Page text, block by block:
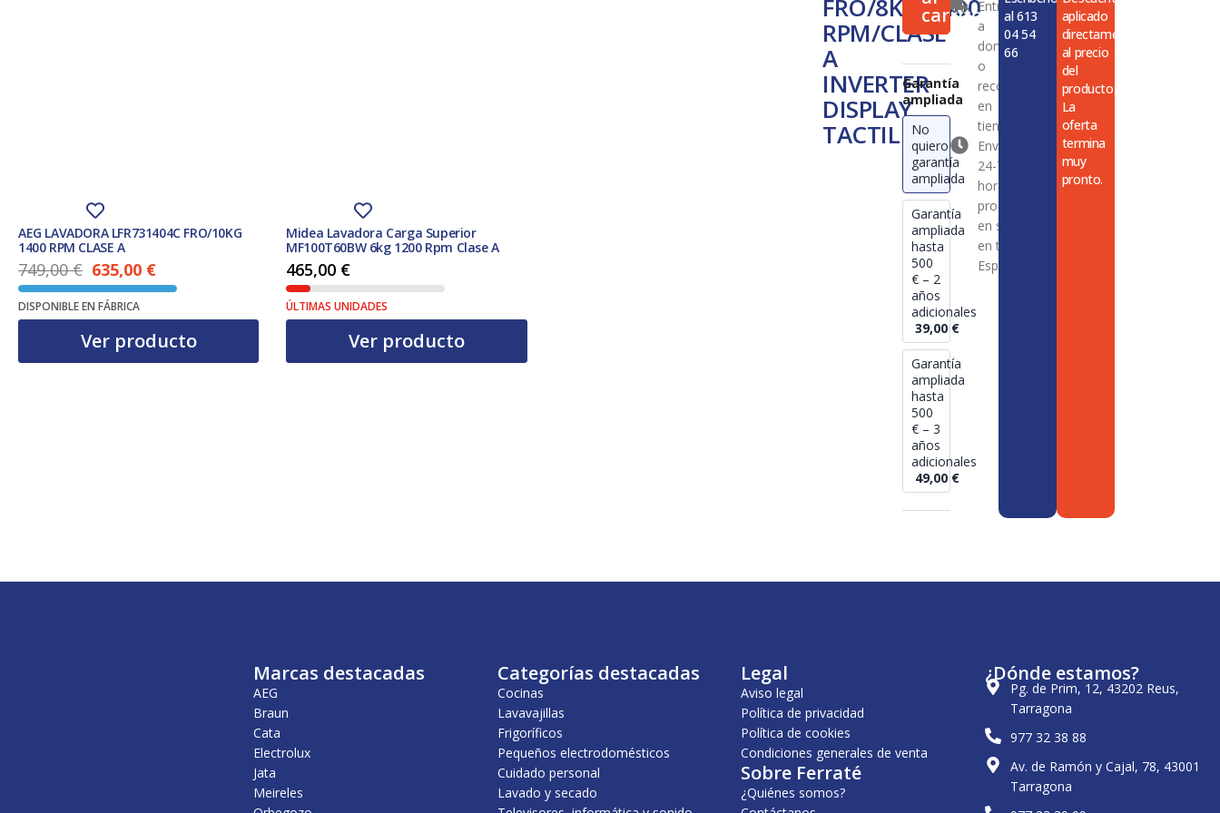
AEG LAVADORA LFR731404C FRO/10KG
1400 RPM CLASE A
749,00€
El precio original era: 749,00 €.
635,00 €
El precio actual es: 635,00 €.
DISPONIBLE EN FÁBRICA
Ver producto
Midea Lavadora Carga Superior
MF100T60BW 6kg 1200 Rpm Clase A
465,00 €
ÚLTIMAS UNIDADES
Ver producto
FRO/8KG/1400
RPM/CLASE
A
INVERTER
DISPLAY
TACTIL
A
INVERTER
DISPLAY
TACTIL
cantidad
carrito
Garantía
ampliada
No
quiero
garantía
ampliada
Garantía
ampliada
hasta
500
€ – 2
años
adicionales
39,00 €
Garantía
ampliada
hasta
500
€ – 3
años
adicionales
49,00 €
Entrega
a
domicilio
o
recogida
en
tienda
Envío en
24-72
horas en
productos
en stock
en toda
España
al 613
04 54
66
aplicado
directamente
al precio
del
producto.
La
oferta
termina
muy
pronto.
Marcas destacadas
AEG
Braun
Cata
Electrolux
Jata
Meireles
Categorías destacadas
Cocinas
Lavavajillas
Frigoríficos
Pequeños electrodomésticos
Cuidado personal
Lavado y secado
Legal
Aviso legal
Política de privacidad
Política de cookies
Condiciones generales de venta
Sobre Ferraté
¿Quiénes somos?
¿Dónde estamos?
Pg. de Prim, 12, 43202 Reus,
Tarragona
977 32 38 88
Av. de Ramón y Cajal, 78, 43001
Tarragona